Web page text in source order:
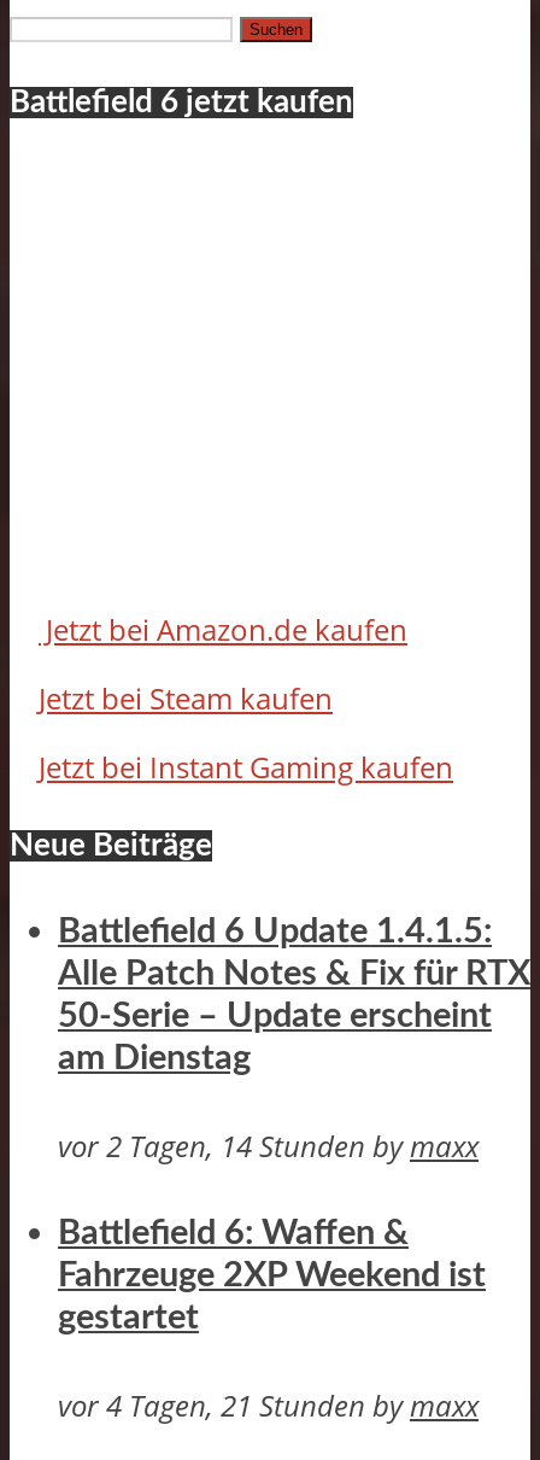
Suchen
Battlefield 6 jetzt kaufen
Jetzt bei Amazon.de kaufen
Jetzt bei Steam kaufen
Jetzt bei Instant Gaming kaufen
Neue Beiträge
Battlefield 6 Update 1.4.1.5:
Alle Patch Notes & Fix für RTX
50-Serie – Update erscheint
am Dienstag
vor 2 Tagen, 14 Stunden bymaxx
Battlefield 6: Waffen &
Fahrzeuge 2XP Weekend ist
gestartet
vor 4 Tagen, 21 Stunden bymaxx